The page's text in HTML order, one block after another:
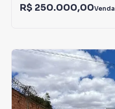
R$ 250.000,00Venda